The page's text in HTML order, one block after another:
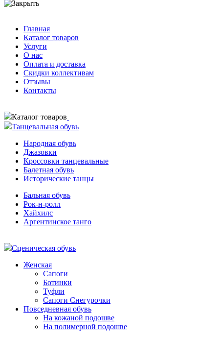
Главная
Каталог товаров
Услуги
О нас
Оплата и доставка
Скидки коллективам
Отзывы
Контакты
Каталог товаров
Танцевальная обувь
Народная обувь
Джазовки
Кроссовки танцевальные
Балетная обувь
Исторические танцы
Бальная обувь
Рок-н-ролл
Хайхилс
Аргентинское танго
Сценическая обувь
Женская
Сапоги
Ботинки
Туфли
Сапоги Снегурочки
Повседневная обувь
На кожаной подошве
На полимерной подошве